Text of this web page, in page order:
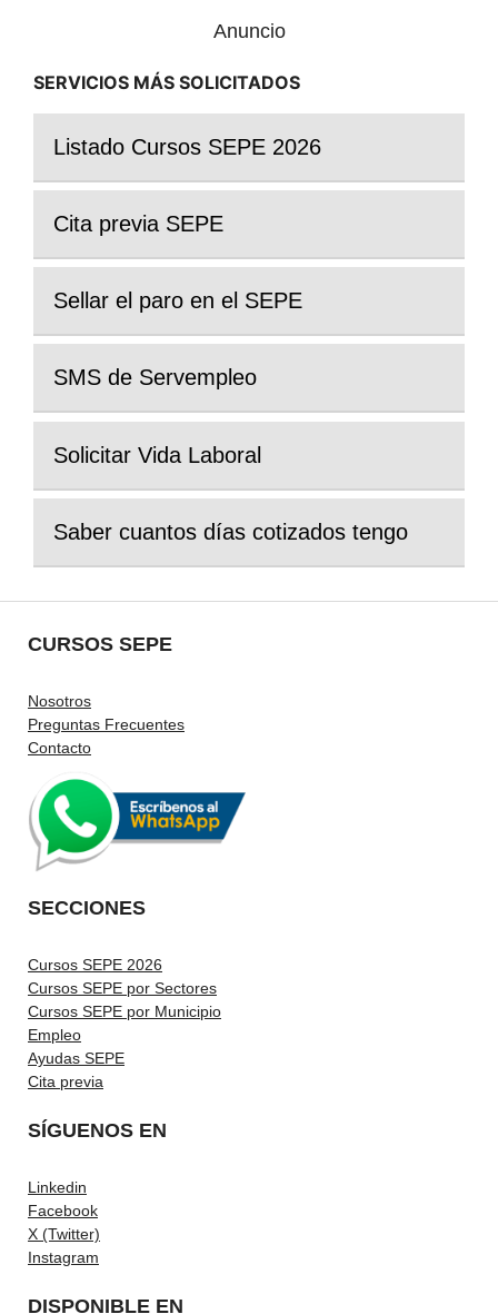
Anuncio
SERVICIOS MÁS SOLICITADOS
Listado Cursos SEPE 2026
Cita previa SEPE
Sellar el paro en el SEPE
SMS de Servempleo
Solicitar Vida Laboral
Saber cuantos días cotizados tengo
CURSOS SEPE
Nosotros
Preguntas Frecuentes
Contacto
SECCIONES
Cursos SEPE 2026
Cursos SEPE por Sectores
Cursos SEPE por Municipio
Empleo
Ayudas SEPE
Cita previa
SÍGUENOS EN
Linkedin
Facebook
X (Twitter)
Instagram
DISPONIBLE EN